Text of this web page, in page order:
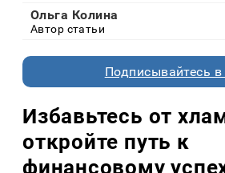
Ольга Колина
Автор статьи
Подписывайтесь в
Избавьтесь от
откройте путь к
финансовому